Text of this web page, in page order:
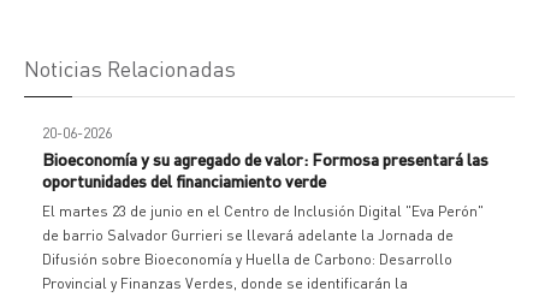
Noticias Relacionadas
20-06-2026
Bioeconomía y su agregado de valor: Formosa presentará las
oportunidades del financiamiento verde
El martes 23 de junio en el Centro de Inclusión Digital "Eva Perón"
de barrio Salvador Gurrieri se llevará adelante la Jornada de
Difusión sobre Bioeconomía y Huella de Carbono: Desarrollo
Provincial y Finanzas Verdes, donde se identificarán la